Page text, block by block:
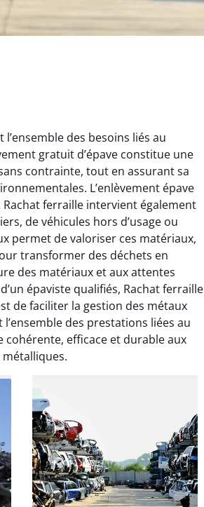
des besoins liés au
gratuit d’épave constitue une
contrainte, tout en assurant sa
L’enlèvement épave
ferraille intervient également
de véhicules hors d’usage ou
permet de valoriser ces matériaux,
transformer des déchets en
des matériaux et aux attentes
épaviste qualifiés, Rachat ferraille
de faciliter la gestion des métaux
des prestations liées au
cohérente, efficace et durable aux
Aurélie Bonnet
21 juin 2024
Le service de terrassement
jardin à Var était
exceptionnel. L'équipe a
travaillé de manière efficace
et professionnelle, laissant
notre jardin impeccable et